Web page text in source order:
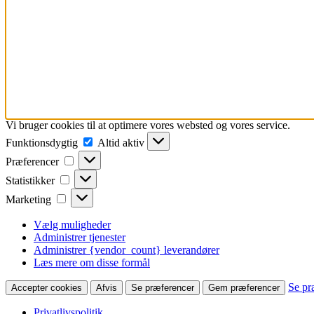
Vi bruger cookies til at optimere vores websted og vores service.
Funktionsdygtig
Funktionsdygtig
Altid aktiv
Præferencer
Præferencer
Statistikker Statistikker
Marketing Marketing
Vælg muligheder
Administrer tjenester
Administrer {vendor_count} leverandører
Læs mere om disse formål
Accepter cookies Afvis Se præferencer Gem præferencer Se